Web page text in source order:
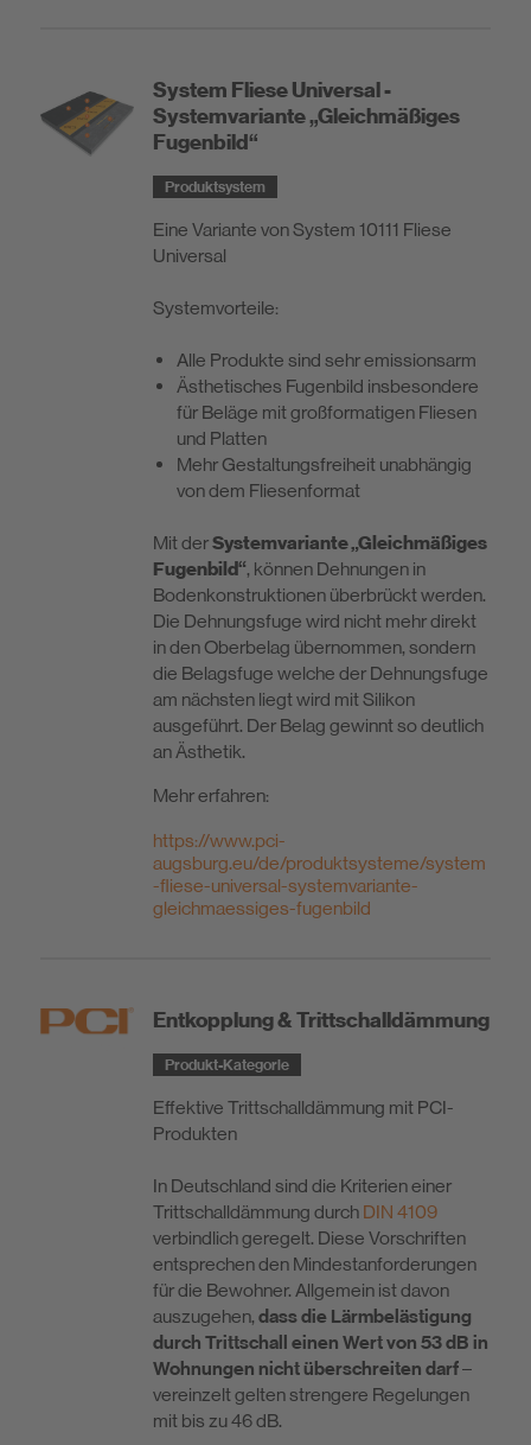
System Fliese Universal -
Systemvariante „Gleichmäßiges
Fugenbild“
Produktsystem
Eine Variante von System 10111 Fliese
Universal
Systemvorteile:
Alle Produkte sind sehr emissionsarm
Ästhetisches Fugenbild insbesondere
für Beläge mit großformatigen Fliesen
und Platten
Mehr Gestaltungsfreiheit unabhängig
von dem Fliesenformat
Mit derSystemvariante „Gleichmäßiges
Fugenbild“, können Dehnungen in
Bodenkonstruktionen überbrückt werden.
Die Dehnungsfuge wird nicht mehr direkt
in den Oberbelag übernommen, sondern
die Belagsfuge welche der Dehnungsfuge
am nächsten liegt wird mit Silikon
ausgeführt. Der Belag gewinnt so deutlich
an Ästhetik.
Mehr erfahren:
https://www.pci-
augsburg.eu/de/produktsysteme/system
-fliese-universal-systemvariante-
gleichmaessiges-fugenbild
Entkopplung & Trittschalldämmung
Produkt-Kategorie
Effektive Trittschalldämmung mit PCI-
Produkten
In Deutschland sind die Kriterien einer
Trittschalldämmung durch DIN 4109
verbindlich geregelt. Diese Vorschriften
entsprechen den Mindestanforderungen
für die Bewohner. Allgemein ist davon
auszugehen, dass die Lärmbelästigung
durch Trittschall einen Wert von 53 dB in
Wohnungen nicht überschreiten darf–
vereinzelt gelten strengere Regelungen
mit bis zu 46 dB.